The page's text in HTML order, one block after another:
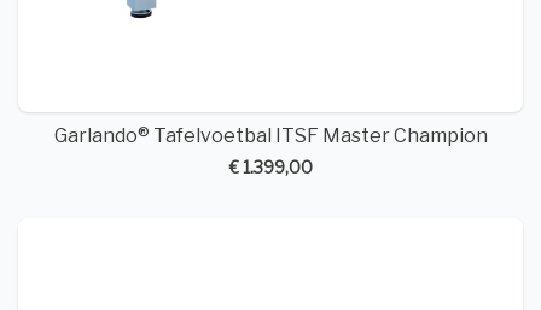
Garlando® Tafelvoetbal ITSF Master Champion
€ 1.399,00